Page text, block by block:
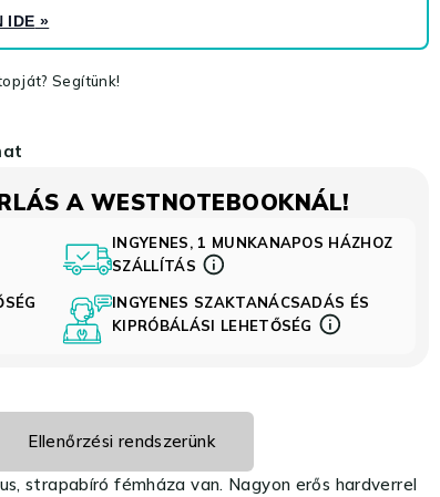
IDE »
Segítünk!
A WESTNOTEBOOKNÁL!
INGYENES, 1 MUNKANAPOS HÁZHOZ
SZÁLLÍTÁS
INGYENES SZAKTANÁCSADÁS ÉS
KIPRÓBÁLÁSI LEHETŐSÉG
Ellenőrzési rendszerünk
strapabíró fémháza van. Nagyon erős hardverrel